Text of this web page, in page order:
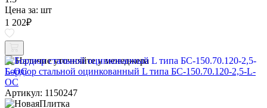
Цена за: шт
1 202₽
Наличие уточняйте у менеджера
Бордюр стальной оцинкованный L типа БС-150.70.120-2,5-L-
ОС
Артикул: 1150247